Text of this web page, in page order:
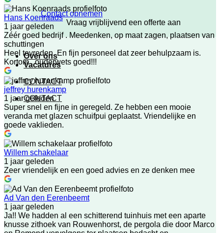
Contact opnemen
Vraag vrijblijvend een offerte aan
Over ons
Vacatures
CONTACT
CONTACT
Hans Koenraads
1 jaar geleden
Zéér goed bedrijf . Meedenken, op maat zagen, plaatsen van
schuttingen
Heel tevreden. En fijn personeel dat zeer behulpzaam is.
Kortom , ouderwets goed!!!
jeffrey hurenkamp
1 jaar geleden
Super snel en fijne in geregeld. Ze hebben een mooie
veranda met glazen schuifpui geplaatst. Vriendelijke en
goede vaklieden.
Willem schakelaar
1 jaar geleden
Zeer vriendelijk en een goed advies en ze denken mee
Ad Van den Eerenbeemt
1 jaar geleden
Ja!! We hadden al een schitterend tuinhuis met een aparte
knusse zithoek van Rouwenhorst, de pergola die door Marco